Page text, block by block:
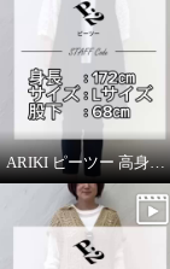
ARIKI ピーツー 高身長スタッフがはいてみました！